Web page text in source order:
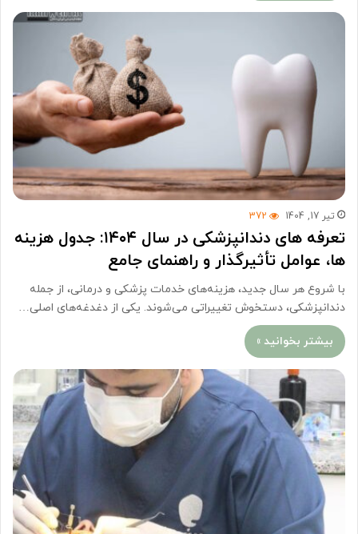
تیر 17, 1404 372
تعرفه های دندانپزشکی در سال ۱۴۰۴: جدول هزینه
ها، عوامل تأثیرگذار و راهنمای جامع
با شروع هر سال جدید، هزینه‌های خدمات پزشکی و درمانی، از جمله
دندانپزشکی، دستخوش تغییراتی می‌شوند. یکی از دغدغه‌های اصلی…
بیشتر بخوانید »